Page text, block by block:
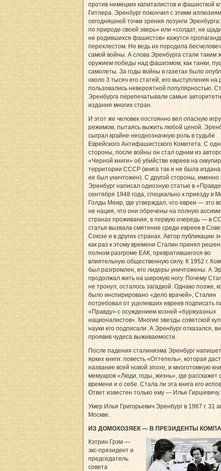
против немецких капиталистов и фашисткой
Гитлера. Эренбург покончил с этими
сегодняшней точки зрения лозунги
по природе своей зверь» или «солдат, не
не родившихся фашистов» кажутся
перехлестом. Но ведь их породила
самой войны. А слова Эренбурга стали таким
оружием победы над фашизмом, как танки,
самолеты. За годы войны в газетах было
около 3 тысяч его статей; его выступления на
пользовались невероятной популярностью.
Эренбурга перепечатывали самые
издания многих стран.
И этот же человек постоянно вел опасную
режимом, пытаясь выжить любой ценой.
сыграл крайне неоднозначную роль в судьбе
Еврейского Антифашистского Комитета. С
стороны, после войны он стал одним из
«Черной книги» об убийстве евреев на
территории СССР (книга так и не была
ее был уничтожен). С другой стороны, именно
Эренбург написал одиозную статью в
сентября 1948 года, специально к приезду в
Голды Меир, где утверждал, что евреи — это
не нация, что они обречены на полную
странах проживания, в первую очередь — в
статья вызвала смятение среди евреев в
Союзе и в других странах. Автор публикации
как раз к этому времени Сталин принял
полном разгроме ЕАК, превратившегося во
влиятельную общественную силу. К 1952 г.
был разгромлен, его лидеры уничтожены. А
продолжал жить на широкую ногу. Почему
не тронул, осталось загадкой. Однако позже,
было инспирировано «дело врачей», Сталин
потребовал от уцелевших евреев подписать
«Правду» с осуждением козней «буржуазных
националистов». Многие звезды советской
науки его подписали. А Эренбург отказался,
проявив чудеса выживаемости.
После падения сталинизма Эренбург
ярких книги: повесть «Оттепель», которая даст
название всей новой эпохе, и многотомную
мемуаров «Люди, годы, жизнь», где расскажет
времени и о себе. Стала ли эта книга его
Ответ известен только ему — Илье Гиршевичу.
Умер Илья Григорьевич Эренбург в 1967 г. 31
Москве.
ИЗ ДОМОХОЗЯЕК — В ПРЕЗИДЕНТЫ
Кэтрин Грэм —
экс-президент и
председатель
совета